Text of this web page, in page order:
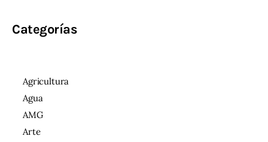
Categorías
Agricultura
Agua
AMG
Arte